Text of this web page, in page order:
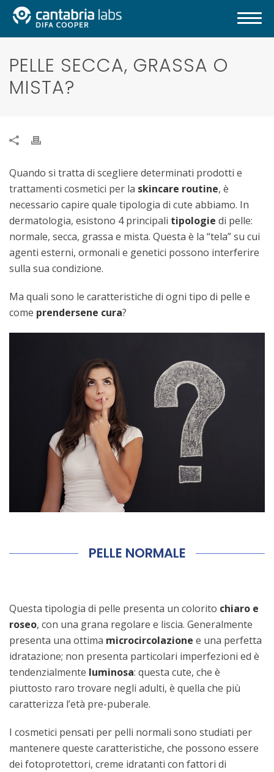
PELLE SECCA, GRASSA O
MISTA?
Quando si tratta di scegliere determinati prodotti e
trattamenti cosmetici per la skincare routine, è
necessario capire quale tipologia di cute abbiamo. In
dermatologia, esistono 4 principali tipologie di pelle:
normale, secca, grassa e mista. Questa è la “tela” su cui
agenti esterni, ormonali e genetici possono interferire
sulla sua condizione.
Ma quali sono le caratteristiche di ogni tipo di pelle e
come prendersene cura?
PELLE NORMALE
Questa tipologia di pelle presenta un colorito chiaro e
roseo, con una grana regolare e liscia. Generalmente
presenta una ottima microcircolazione e una perfetta
idratazione; non presenta particolari imperfezioni ed è
tendenzialmente luminosa: questa cute, che è
piuttosto raro trovare negli adulti, è quella che più
caratterizza l’età pre-puberale.
I cosmetici pensati per pelli normali sono studiati per
mantenere queste caratteristiche, che possono essere
dei fotoprotettori, creme idratanti con fattori di